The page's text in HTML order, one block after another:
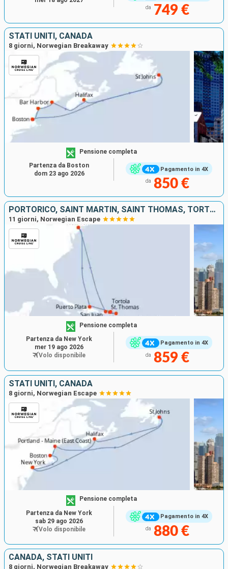
da 749 €
STATI UNITI, CANADA
8 giorni, Norwegian Breakaway
Pagamento in 4X
Pensione completa
da 850 €
Partenza da Boston
dom 23 ago 2026
PORTORICO, SAINT MARTIN, SAINT THOMAS, TORTOLA, REPUBBLICA DOMINICANA, STATI UNITI
11 giorni, Norwegian Escape
Pagamento in 4X
Pensione completa
da 859 €
Partenza da New York
mer 19 ago 2026
Volo disponibile
STATI UNITI, CANADA
8 giorni, Norwegian Escape
Pagamento in 4X
Pensione completa
da 880 €
Partenza da New York
sab 29 ago 2026
Volo disponibile
CANADA, STATI UNITI
8 giorni, Norwegian Breakaway